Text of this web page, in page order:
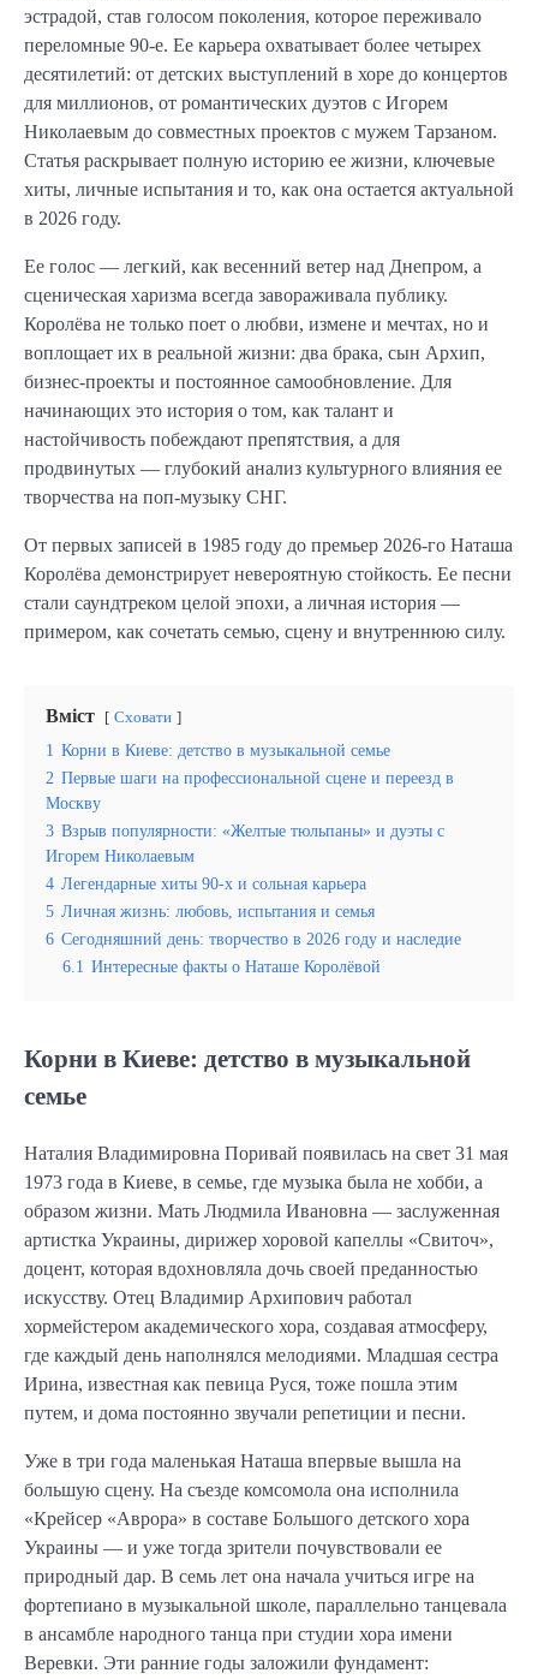
эстрадой, став голосом поколения, которое переживало
переломные 90-е. Ее карьера охватывает более четырех
десятилетий: от детских выступлений в хоре до концертов
для миллионов, от романтических дуэтов с Игорем
Николаевым до совместных проектов с мужем Тарзаном.
Статья раскрывает полную историю ее жизни, ключевые
хиты, личные испытания и то, как она остается актуальной
в 2026 году.
Ее голос — легкий, как весенний ветер над Днепром, а
сценическая харизма всегда завораживала публику.
Королёва не только поет о любви, измене и мечтах, но и
воплощает их в реальной жизни: два брака, сын Архип,
бизнес-проекты и постоянное самообновление. Для
начинающих это история о том, как талант и
настойчивость побеждают препятствия, а для
продвинутых — глубокий анализ культурного влияния ее
творчества на поп-музыку СНГ.
От первых записей в 1985 году до премьер 2026-го Наташа
Королёва демонстрирует невероятную стойкость. Ее песни
стали саундтреком целой эпохи, а личная история —
примером, как сочетать семью, сцену и внутреннюю силу.
Вміст Сховати
1 Корни в Киеве: детство в музыкальной семье
2 Первые шаги на профессиональной сцене и переезд в
Москву
3 Взрыв популярности: «Желтые тюльпаны» и дуэты с
Игорем Николаевым
4 Легендарные хиты 90-х и сольная карьера
5 Личная жизнь: любовь, испытания и семья
6 Сегодняшний день: творчество в 2026 году и наследие
6.1 Интересные факты о Наташе Королёвой
Корни в Киеве: детство в музыкальной
семье
Наталия Владимировна Поривай появилась на свет 31 мая
1973 года в Киеве, в семье, где музыка была не хобби, а
образом жизни. Мать Людмила Ивановна — заслуженная
артистка Украины, дирижер хоровой капеллы «Свиточ»,
доцент, которая вдохновляла дочь своей преданностью
искусству. Отец Владимир Архипович работал
хормейстером академического хора, создавая атмосферу,
где каждый день наполнялся мелодиями. Младшая сестра
Ирина, известная как певица Руся, тоже пошла этим
путем, и дома постоянно звучали репетиции и песни.
Уже в три года маленькая Наташа впервые вышла на
большую сцену. На съезде комсомола она исполнила
«Крейсер «Аврора» в составе Большого детского хора
Украины — и уже тогда зрители почувствовали ее
природный дар. В семь лет она начала учиться игре на
фортепиано в музыкальной школе, параллельно танцевала
в ансамбле народного танца при студии хора имени
Веревки. Эти ранние годы заложили фундамент: